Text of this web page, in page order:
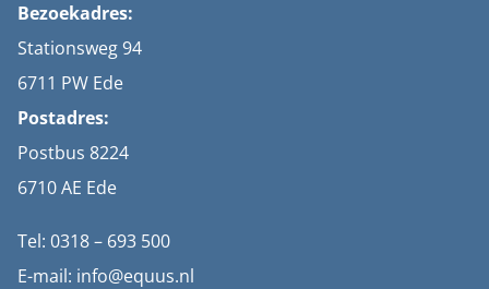
Bezoekadres:
Stationsweg 94
6711 PW Ede
Postadres:
Postbus 8224
6710 AE Ede
Tel: 0318 – 693 500
E-mail: info@equus.nl